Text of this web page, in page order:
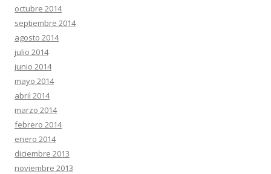
octubre 2014
septiembre 2014
agosto 2014
julio 2014
junio 2014
mayo 2014
abril 2014
marzo 2014
febrero 2014
enero 2014
diciembre 2013
noviembre 2013